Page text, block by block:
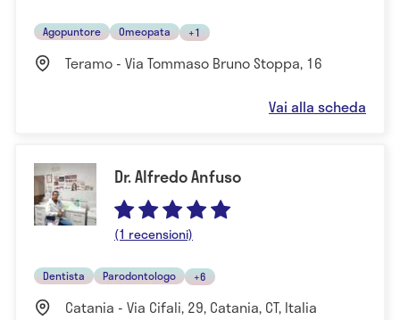
Agopuntore Omeopata +1
Teramo - Via Tommaso Bruno Stoppa, 16
Vai alla scheda
Dr. Alfredo Anfuso
(1 recensioni)
Dentista Parodontologo +6
Catania - Via Cifali, 29, Catania, CT, Italia